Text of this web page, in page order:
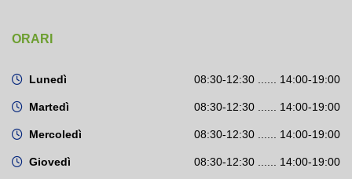
ORARI
Lunedì 08:30-12:30 ...... 14:00-19:00
Martedì 08:30-12:30 ...... 14:00-19:00
Mercoledì 08:30-12:30 ...... 14:00-19:00
Giovedì 08:30-12:30 ...... 14:00-19:00